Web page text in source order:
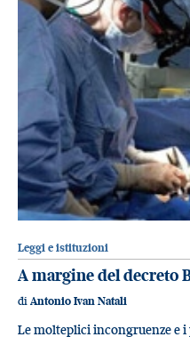
Leggi e istituzioni
A margine del decreto
di Antonio Ivan Natali
Le molteplici incongruenze e